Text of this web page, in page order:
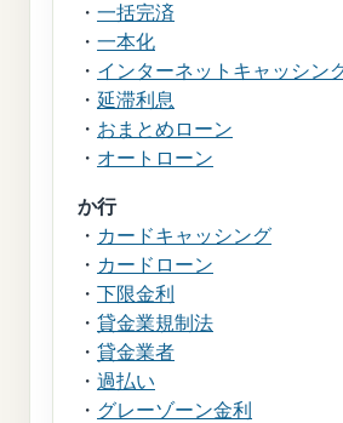
・ 一括完済
・ 一本化
・ インターネットキャッシン
・ 延滞利息
・ おまとめローン
・ オートローン
か行
・ カードキャッシング
・ カードローン
・ 下限金利
・ 貸金業規制法
・ 貸金業者
・ 過払い
・ グレーゾーン金利